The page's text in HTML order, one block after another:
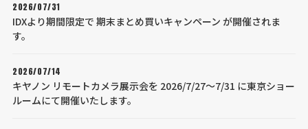
2026/07/31
IDXより期間限定で 期末まとめ買いキャンペーン が開催されま
す。
2026/07/14
キヤノン リモートカメラ展示会を 2026/7/27～7/31 に東京ショー
ルームにて開催いたします。